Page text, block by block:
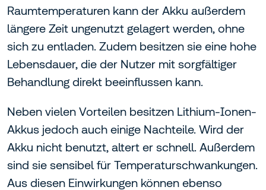
Raumtemperaturen kann der Akku außerdem
längere Zeit ungenutzt gelagert werden, ohne
sich zu entladen. Zudem besitzen sie eine hohe
Lebensdauer, die der Nutzer mit sorgfältiger
Behandlung direkt beeinflussen kann.
Neben vielen Vorteilen besitzen Lithium-Ionen-
Akkus jedoch auch einige Nachteile. Wird der
Akku nicht benutzt, altert er schnell. Außerdem
sind sie sensibel für Temperaturschwankungen.
Aus diesen Einwirkungen können ebenso